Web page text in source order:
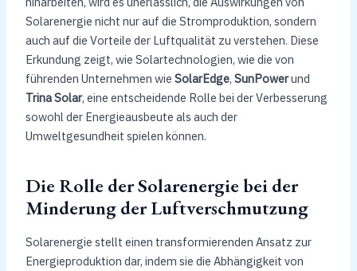
Solarenergie nicht nur auf die Stromproduktion, sondern
auch auf die Vorteile der Luftqualität zu verstehen. Diese
Erkundung zeigt, wie Solartechnologien, wie die von
führenden Unternehmen wie SolarEdge, SunPowerund
Trina Solar, eine entscheidende Rolle bei der Verbesserung
sowohl der Energieausbeute als auch der
Umweltgesundheit spielen können.
Die Rolle der Solarenergie bei der
Minderung der Luftverschmutzung
Solarenergie stellt einen transformierenden Ansatz zur
Energieproduktion dar, indem sie die Abhängigkeit von